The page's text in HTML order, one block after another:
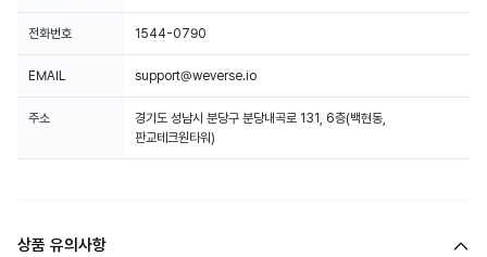
전화번호 1544-0790
EMAIL support@weverse.io
주소
경기도 성남시 분당구 분당내곡로 131, 6층(백현동,
판교테크원타워)
상품 유의사항